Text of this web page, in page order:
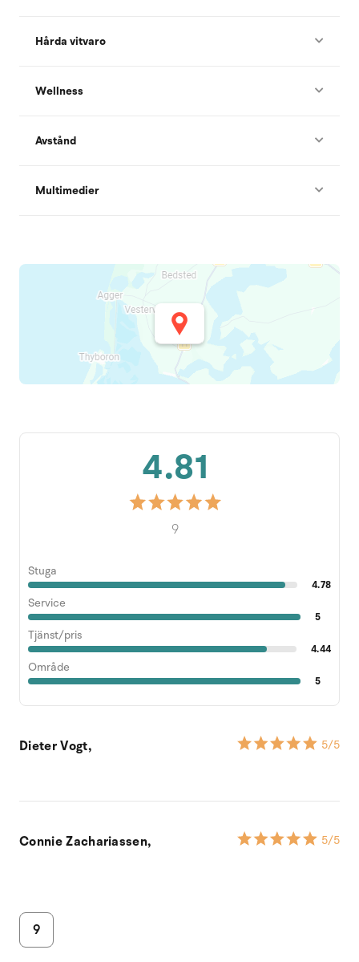
Hårda vitvaro
Wellness
Avstånd
Multimedier
4.81
9
Stuga
4.78
Service
5
Tjänst/pris
4.44
Område
5
Dieter Vogt, 5/5
Connie Zachariassen, 5/5
9